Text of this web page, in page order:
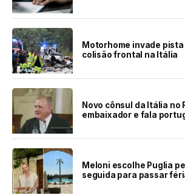
Motorhome invade pista
colisão frontal na Itália
Novo cônsul da Itália no
embaixador e fala
Meloni escolhe Puglia
seguida para passar